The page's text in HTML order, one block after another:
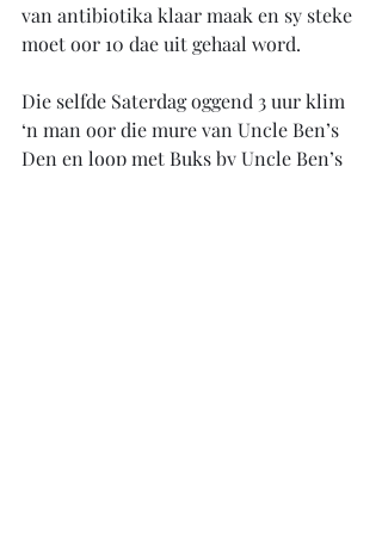
van antibiotika klaar maak en sy steke
moet oor 10 dae uit gehaal word.
Die selfde Saterdag oggend 3 uur klim
‘n man oor die mure van Uncle Ben’s
Den en loop met Buks by Uncle Ben’s